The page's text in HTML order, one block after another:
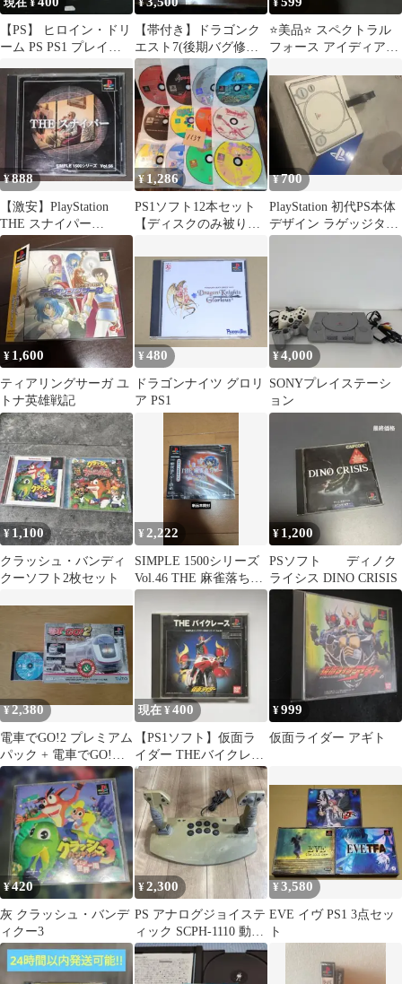
現在 ¥
【PS】 ヒロイン・ドリ
ーム PS PS1 プレイス
リーム
¥
【帯付き】ドラゴンク
エスト7(後期バグ修正
版) PS1ソフト
¥
⭐️美品⭐️ スペクトラル
フォース アイディアフ
ト 動作確認
¥888
【激安】PlayStation
THE スナイパー
SIMPLE1500シリーズ
¥ 1,286
PS1ソフト12本セット
【ディスクのみ被りな
【1639】
¥700
PlayStation 初代PS本体
デザイン ラゲッジタグ
ネームタグ
¥ 1,600
ティアリングサーガ ユ
トナ英雄戦記
¥480
ドラゴンナイツ グロリ
ア PS1
¥4,000
SONYプレイステーシ
ョン
¥ 1,100
クラッシュ・バンディ
クーソフト2枚セット
¥ 2,222
SIMPLE 1500シリーズ
Vol.46 THE 麻雀落ちゲ
ー落雀
¥ 1,200
PSソフト ディノク
ライシス DINO CRISIS
¥2,380
電車でGO!2 プレミアム
パック + 電車でGO!セ
ット
現在 ¥400
【PS1ソフト】仮面ラ
イダー THEバイクレー
ス 説明書付
¥999
仮面ライダー アギト
¥420
灰 クラッシュ・バンデ
ィクー3
¥2,300
PS アナログジョイステ
ィック SCPH-1110 動作
確認済み
¥3,580
EVE イヴ PS1 3点セッ
ト